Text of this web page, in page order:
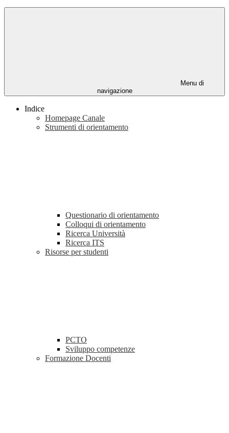
Menu di
navigazione
Indice
Homepage Canale
Strumenti di orientamento
Questionario di orientamento
Colloqui di orientamento
Ricerca Università
Ricerca ITS
Risorse per studenti
PCTO
Sviluppo competenze
Formazione Docenti